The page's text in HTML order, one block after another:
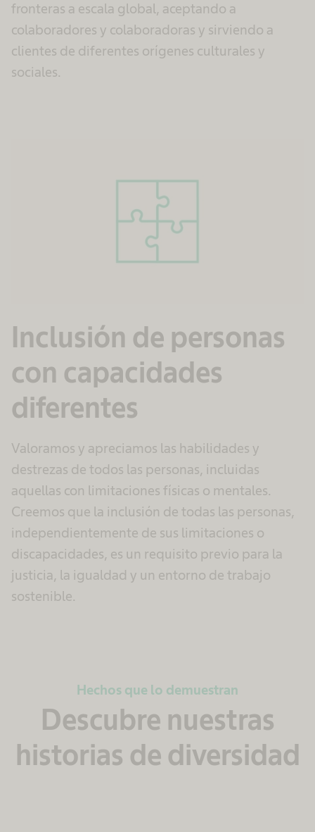
fronteras a escala global, aceptando a
colaboradores y colaboradoras y sirviendo a
clientes de diferentes orígenes culturales y
sociales.
Inclusión de personas
con capacidades
diferentes
Valoramos y apreciamos las habilidades y
destrezas de todos las personas, incluidas
aquellas con limitaciones físicas o mentales.
Creemos que la inclusión de todas las personas,
independientemente de sus limitaciones o
discapacidades, es un requisito previo para la
justicia, la igualdad y un entorno de trabajo
sostenible.
Hechos que lo demuestran
Descubre nuestras
historias de diversidad